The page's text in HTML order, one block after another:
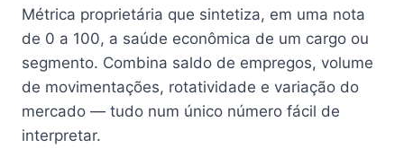
Métrica proprietária que sintetiza, em uma nota
de 0 a 100, a saúde econômica de um cargo ou
segmento. Combina saldo de empregos, volume
de movimentações, rotatividade e variação do
mercado — tudo num único número fácil de
interpretar.